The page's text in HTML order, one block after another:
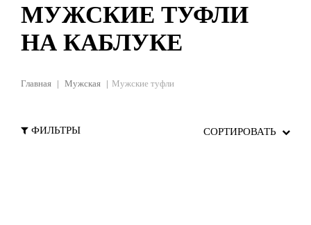
МУЖСКИЕ ТУФЛИ
НА КАБЛУКЕ
Главная Мужская Мужские туфли
ФИЛЬТРЫ СОРТИРОВАТЬ